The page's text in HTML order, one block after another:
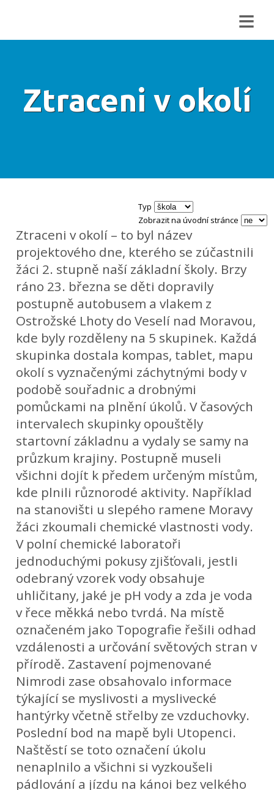
≡
Ztraceni v okolí
Typ
Zobrazit na úvodní stránce
Ztraceni v okolí – to byl název
projektového dne, kterého se zúčastnili
žáci 2. stupně naší základní školy. Brzy
ráno 23. března se děti dopravily
postupně autobusem a vlakem z
Ostrožské Lhoty do Veselí nad Moravou,
kde byly rozděleny na 5 skupinek. Každá
skupinka dostala kompas, tablet, mapu
okolí s vyznačenými záchytnými body v
podobě souřadnic a drobnými
pomůckami na plnění úkolů. V časových
intervalech skupinky opouštěly
startovní základnu a vydaly se samy na
průzkum krajiny. Postupně museli
všichni dojít k předem určeným místům,
kde plnili různorodé aktivity. Například
na stanovišti u slepého ramene Moravy
žáci zkoumali chemické vlastnosti vody.
V polní chemické laboratoři
jednoduchými pokusy zjišťovali, jestli
odebraný vzorek vody obsahuje
uhličitany, jaké je pH vody a zda je voda
v řece měkká nebo tvrdá. Na místě
označeném jako Topografie řešili odhad
vzdálenosti a určování světových stran v
přírodě. Zastavení pojmenované
Nimrodi zase obsahovalo informace
týkající se myslivosti a myslivecké
hantýrky včetně střelby ze vzduchovky.
Poslední bod na mapě byli Utopenci.
Naštěstí se toto označení úkolu
nenaplnilo a všichni si vyzkoušeli
pádlování a jízdu na kánoi bez velkého